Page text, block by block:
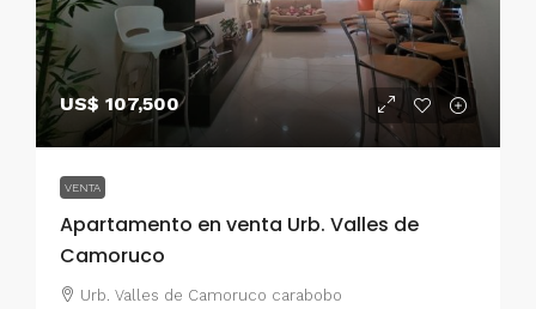
US$ 107,500
VENTA
Apartamento en venta Urb. Valles de
Camoruco
Urb. Valles de Camoruco carabobo